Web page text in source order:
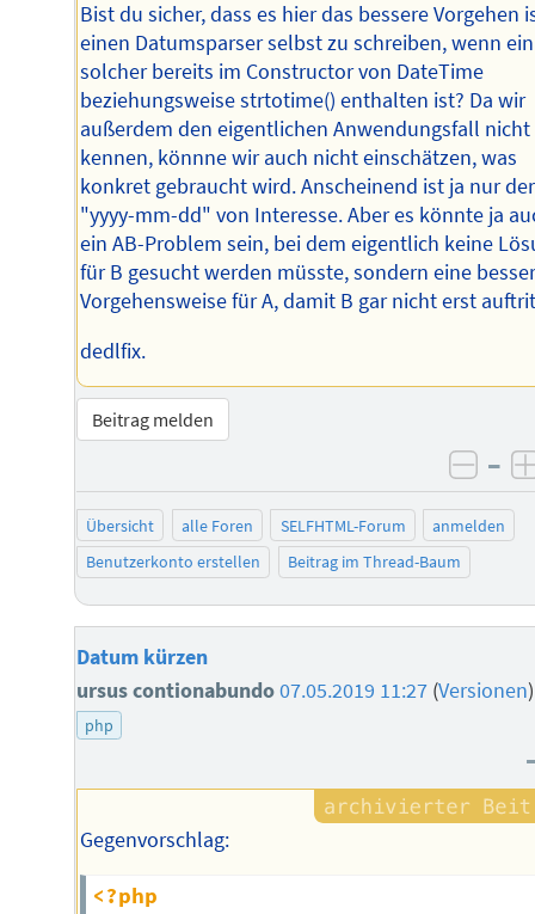
Bist du sicher, dass es hier das bessere Vorgehen
einen Datumsparser selbst zu schreiben, wenn ein
solcher bereits im Constructor von DateTime
beziehungsweise strtotime() enthalten ist? Da wir
außerdem den eigentlichen Anwendungsfall nicht
kennen, könnne wir auch nicht einschätzen, was
konkret gebraucht wird. Anscheinend ist ja nur
"yyyy-mm-dd" von Interesse. Aber es könnte ja
ein AB-Problem sein, bei dem eigentlich keine
für B gesucht werden müsste, sondern eine
Vorgehensweise für A, damit B gar nicht erst
dedlfix.
Beitrag melden
–
Übersicht alle Foren SELFHTML-Forum
anmelden
Benutzerkonto erstellen
Beitrag im Thread-Baum
Datum kürzen
ursus contionabundo07.05.2019 11:27 (Versionen)
php
Gegenvorschlag:
<?php